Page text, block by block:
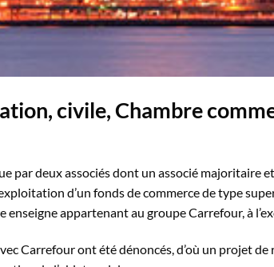
civile, Chambre
par deux associés dont un associé majoritaire
d’un fonds de commerce de type
appartenant au groupe Carrefour, à
Carrefour ont été dénoncés, d’où un projet de